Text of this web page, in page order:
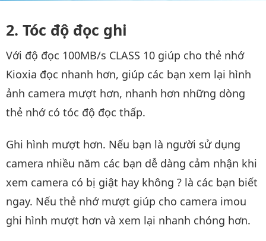
Tóc độ đọc ghi
Với độ đọc 100MB/s CLASS 10 giúp cho thẻ nhớ
Kioxia đọc nhanh hơn, giúp các bạn xem lại hình
ảnh camera mượt hơn, nhanh hơn những dòng
thẻ nhớ có tóc độ đọc thấp.
Ghi hình mượt hơn. Nếu bạn là người sử dụng
camera nhiều năm các bạn dễ dàng cảm nhận khi
xem camera có bị giật hay không ? là các bạn biết
ngay. Nếu thẻ nhớ mượt giúp cho camera imou
ghi hình mượt hơn và xem lại nhanh chóng hơn.